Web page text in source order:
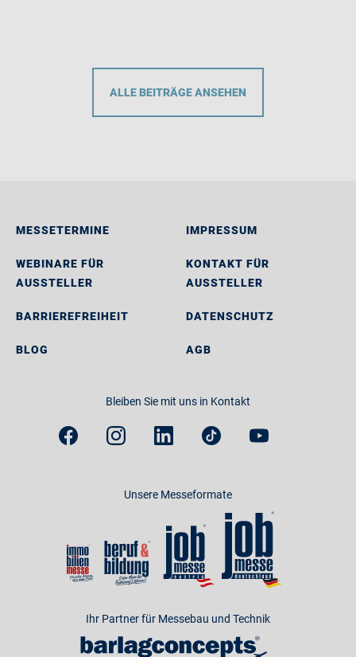
ALLE BEITRÄGE ANSEHEN
MESSETERMINE
WEBINARE FÜR
AUSSTELLER
BARRIEREFREIHEIT
BLOG
IMPRESSUM
KONTAKT FÜR
AUSSTELLER
DATENSCHUTZ
AGB
Bleiben Sie mit uns in Kontakt
Unsere Messeformate
Ihr Partner für Messebau und Technik